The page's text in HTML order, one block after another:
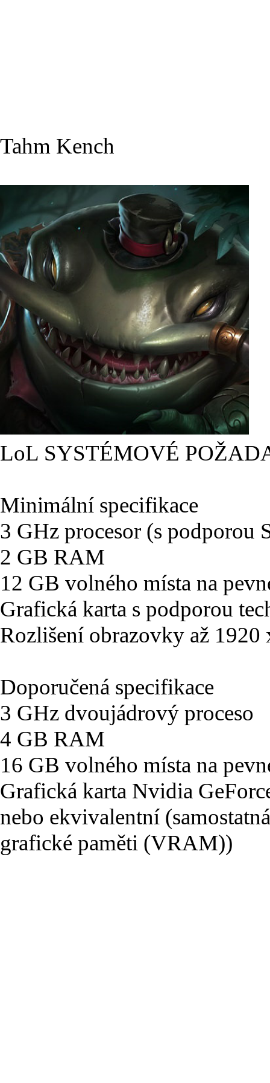
Tahm Kench
LoL SYSTÉMOVÉ
Minimální specifikace
3 GHz procesor (s podporou
2 GB RAM
12 GB volného místa na
Grafická karta s podporou
Rozlišení obrazovky až 1920
Doporučená specifikace
3 GHz dvoujádrový proceso
4 GB RAM
16 GB volného místa na
Grafická karta Nvidia
nebo ekvivalentní
grafické paměti (VRAM))